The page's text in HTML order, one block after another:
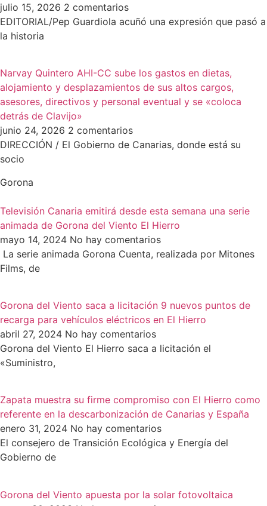
julio 15, 2026 2 comentarios
EDITORIAL/Pep Guardiola acuñó una expresión que pasó a
la historia
Narvay Quintero AHI-CC sube los gastos en dietas,
alojamiento y desplazamientos de sus altos cargos,
asesores, directivos y personal eventual y se «coloca
detrás de Clavijo»
junio 24, 2026 2 comentarios
DIRECCIÓN / El Gobierno de Canarias, donde está su
socio
Gorona
Televisión Canaria emitirá desde esta semana una serie
animada de Gorona del Viento El Hierro
mayo 14, 2024 No hay comentarios
La serie animada Gorona Cuenta, realizada por Mitones
Films, de
Gorona del Viento saca a licitación 9 nuevos puntos de
recarga para vehículos eléctricos en El Hierro
abril 27, 2024 No hay comentarios
Gorona del Viento El Hierro saca a licitación el
«Suministro,
Zapata muestra su firme compromiso con El Hierro como
referente en la descarbonización de Canarias y España
enero 31, 2024 No hay comentarios
El consejero de Transición Ecológica y Energía del
Gobierno de
Gorona del Viento apuesta por la solar fotovoltaica